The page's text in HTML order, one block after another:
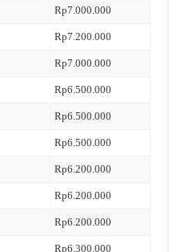
Rp7.000.000
Rp7.200.000
Rp7.000.000
Rp6.500.000
Rp6.500.000
Rp6.500.000
Rp6.200.000
Rp6.200.000
Rp6.200.000
Rp6.300.000